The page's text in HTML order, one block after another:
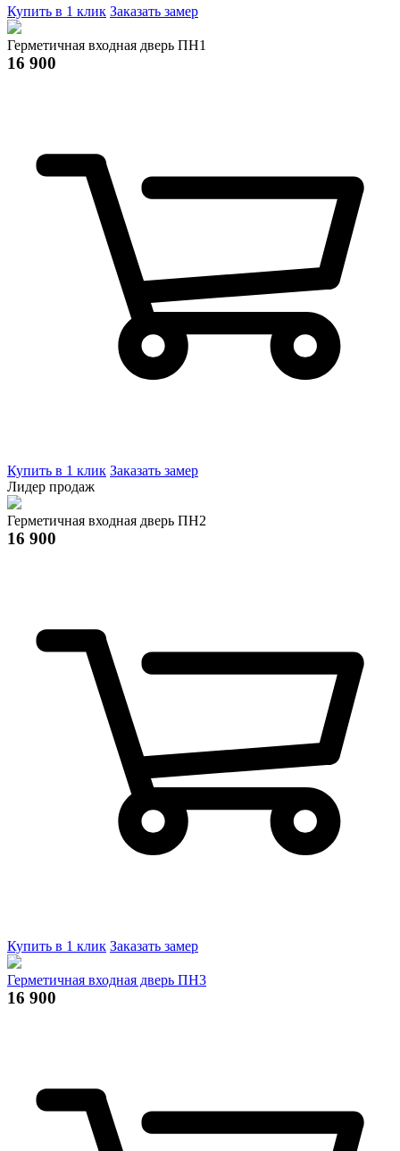
Купить в 1 клик Заказать замер
Герметичная входная дверь ПН1
16 900
Купить в 1 клик Заказать замер
Лидер продаж
Герметичная входная дверь ПН2
16 900
Купить в 1 клик Заказать замер
Герметичная входная дверь ПН3
16 900